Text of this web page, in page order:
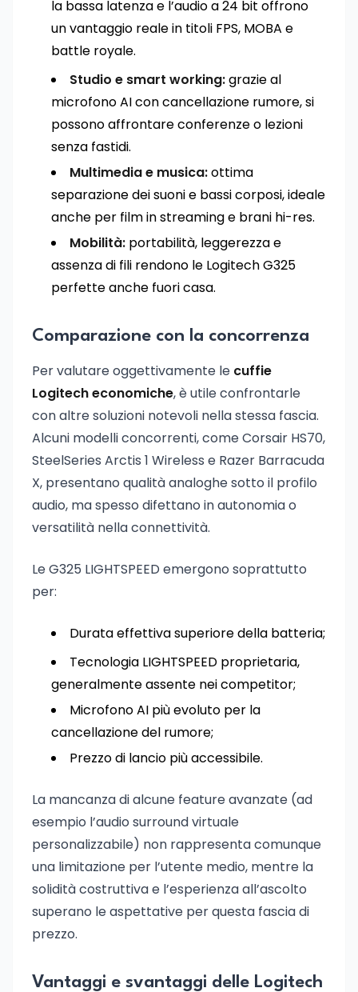
la bassa latenza e l’audio a 24 bit offrono
un vantaggio reale in titoli FPS, MOBA e
battle royale.
Studio e smart working:grazie al
microfono AI con cancellazione rumore, si
possono affrontare conferenze o lezioni
senza fastidi.
Multimedia e musica:ottima
separazione dei suoni e bassi corposi, ideale
anche per film in streaming e brani hi-res.
Mobilità: portabilità, leggerezza e
assenza di fili rendono le Logitech G325
perfette anche fuori casa.
Comparazione con la concorrenza
Per valutare oggettivamente le cuffie
Logitech economiche, è utile confrontarle
con altre soluzioni notevoli nella stessa fascia.
Alcuni modelli concorrenti, come Corsair HS70,
SteelSeries Arctis 1 Wireless e Razer Barracuda
X, presentano qualità analoghe sotto il profilo
audio, ma spesso difettano in autonomia o
versatilità nella connettività.
Le G325 LIGHTSPEED emergono soprattutto
per:
Durata effettiva superiore della batteria;
Tecnologia LIGHTSPEED proprietaria,
generalmente assente nei competitor;
Microfono AI più evoluto per la
cancellazione del rumore;
Prezzo di lancio più accessibile.
La mancanza di alcune feature avanzate (ad
esempio l’audio surround virtuale
personalizzabile) non rappresenta comunque
una limitazione per l’utente medio, mentre la
solidità costruttiva e l’esperienza all’ascolto
superano le aspettative per questa fascia di
prezzo.
Vantaggi e svantaggi delle Logitech